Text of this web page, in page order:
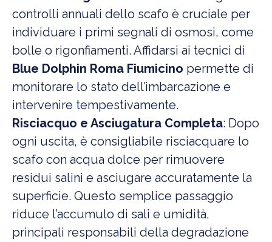
controlli annuali dello scafo è cruciale per
individuare i primi segnali di osmosi, come
bolle o rigonfiamenti. Affidarsi ai tecnici di
Blue Dolphin Roma Fiumicino permette di
monitorare lo stato dell’imbarcazione e
intervenire tempestivamente.
Risciacquo e Asciugatura Completa: Dopo
ogni uscita, è consigliabile risciacquare lo
scafo con acqua dolce per rimuovere
residui salini e asciugare accuratamente la
superficie. Questo semplice passaggio
riduce l’accumulo di sali e umidità,
principali responsabili della degradazione